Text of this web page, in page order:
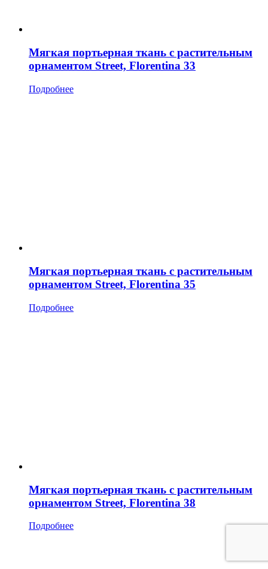
Мягкая портьерная ткань с растительным
орнаментом Street, Florentina 33
Подробнее
Мягкая портьерная ткань с растительным
орнаментом Street, Florentina 35
Подробнее
Мягкая портьерная ткань с растительным
орнаментом Street, Florentina 38
Подробнее